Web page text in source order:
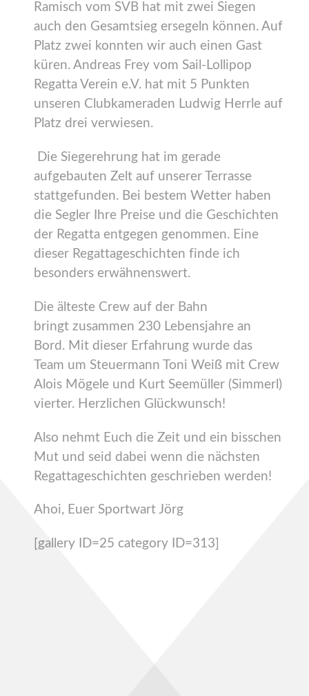
Ramisch vom SVB hat mit zwei Siegen
auch den Gesamtsieg ersegeln können. Auf
Platz zwei konnten wir auch einen Gast
küren. Andreas Frey vom Sail-Lollipop
Regatta Verein e.V. hat mit 5 Punkten
unseren Clubkameraden Ludwig Herrle auf
Platz drei verwiesen.
Die Siegerehrung hat im gerade
aufgebauten Zelt auf unserer Terrasse
stattgefunden. Bei bestem Wetter haben
die Segler Ihre Preise und die Geschichten
der Regatta entgegen genommen. Eine
dieser Regattageschichten finde ich
besonders erwähnenswert.
Die älteste Crew auf der Bahn
bringt zusammen 230 Lebensjahre an
Bord. Mit dieser Erfahrung wurde das
Team um Steuermann Toni Weiß mit Crew
Alois Mögele und Kurt Seemüller (Simmerl)
vierter. Herzlichen Glückwunsch!
Also nehmt Euch die Zeit und ein bisschen
Mut und seid dabei wenn die nächsten
Regattageschichten geschrieben werden!
Ahoi, Euer Sportwart Jörg
[gallery ID=25 category ID=313]